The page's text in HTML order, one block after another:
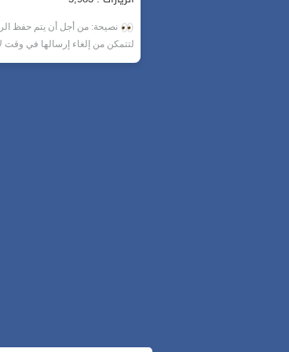
نصيحة: من أجل أن يتم حفظ
لتتمكن من إلغاء إرسالها في وقت